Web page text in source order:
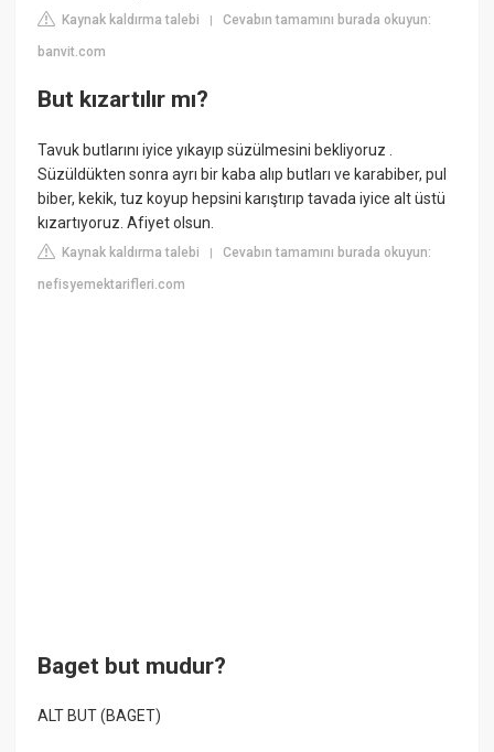
Kaynak kaldırma talebi |Cevabın tamamını burada okuyun:
banvit.com
But kızartılır mı?
Tavuk butlarını iyice yıkayıp süzülmesini bekliyoruz .
Süzüldükten sonra ayrı bir kaba alıp butları ve karabiber, pul
biber, kekik, tuz koyup hepsini karıştırıp tavada iyice alt üstü
kızartıyoruz. Afiyet olsun.
Kaynak kaldırma talebi |Cevabın tamamını burada okuyun:
nefisyemektarifleri.com
Baget but mudur?
ALT BUT (BAGET)